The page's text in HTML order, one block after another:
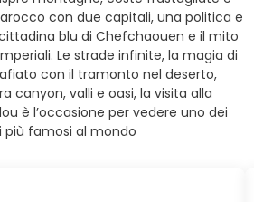
con due capitali, una politica e
blu di Chefchaouen e il mito
Le strade infinite, la magia di
con il tramonto nel deserto,
canyon, valli e oasi, la visita alla
è l’occasione per vedere uno dei
famosi al mondo